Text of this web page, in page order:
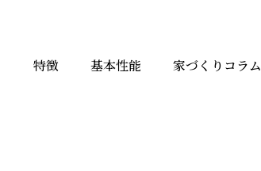
特徴 基本性能 家づくりコラム